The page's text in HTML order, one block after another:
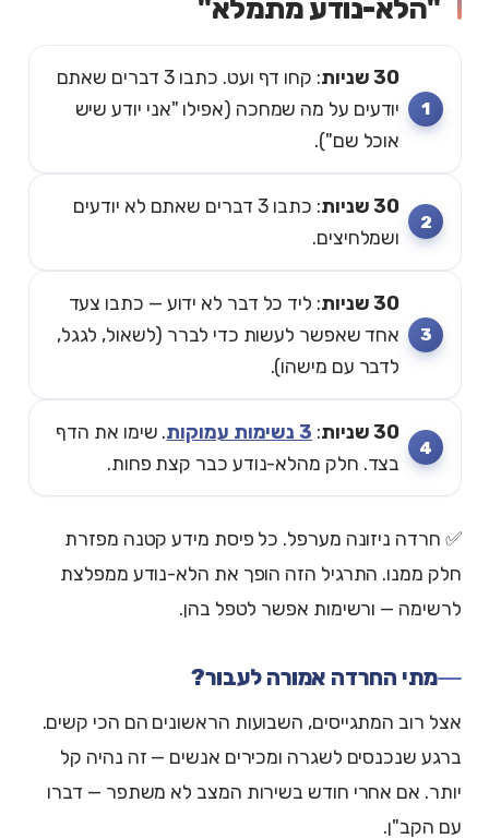
"הלא-נודע מתמלא"
30 שניות
: קחו דף ועט. כתבו 3 דברים שאתם
יודעים על מה שמחכה (אפילו "אני יודע שיש
אוכל שם").
30 שניות
: כתבו 3 דברים שאתם לא יודעים
ושמלחיצים.
30 שניות
: ליד כל דבר לא ידוע — כתבו צעד
אחד שאפשר לעשות כדי לברר (לשאול, לגגל,
לדבר עם מישהו).
30 שניות : 3 נשימות עמוקות
. שימו את הדף
בצד. חלק מהלא-נודע כבר קצת פחות.
✅ חרדה ניזונה מערפל. כל פיסת מידע קטנה מפזרת
חלק ממנו. התרגיל הזה הופך את הלא-נודע ממפלצת
לרשימה — ורשימות אפשר לטפל בהן.
מתי החרדה אמורה לעבור?
אצל רוב המתגייסים, השבועות הראשונים הם הכי קשים.
ברגע שנכנסים לשגרה ומכירים אנשים — זה נהיה קל
יותר. אם אחרי חודש בשירות המצב לא משתפר — דברו
עם הקב"ן.